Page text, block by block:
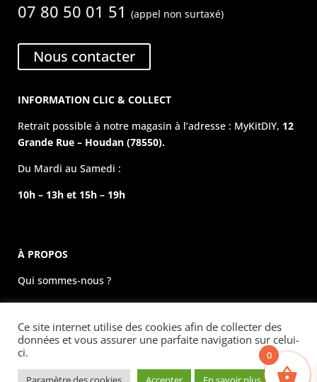
07 80 50 01 51(appel non surtaxé)
Nous contacter
INFORMATION CLIC & COLLECT
Retrait possible à notre magasin à l’adresse : MyKitDIY, 12
Grande Rue – Houdan (78550).
Du Mardi au Samedi :
10h – 13h et 15h – 19h
À PROPOS
Qui sommes-nous ?
La boutique physique
Évènements
Mentions légales
Ce site internet utilise des cookies afin de collecter des
données et vous assurer une parfaite navigation sur celui-
ci.
0